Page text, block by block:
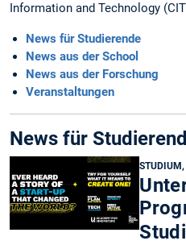
Information and Technology
News für Studierende
News aus der School
News aus der Forschung
Veranstaltungen
News für
STUDIUM,